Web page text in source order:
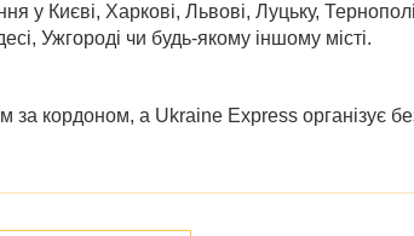
у Києві, Харкові, Львові, Луцьку,
Ужгороді чи будь-якому іншому місті.
за кордоном, а Ukraine Express організує